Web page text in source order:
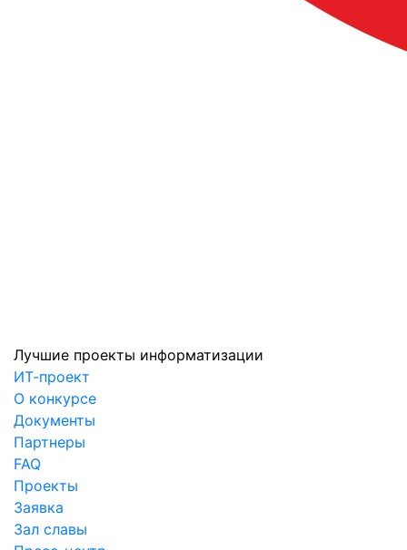
Лучшие проекты информатизации
ИТ-проект
О конкурсе
Документы
Партнеры
FAQ
Проекты
Заявка
Зал славы